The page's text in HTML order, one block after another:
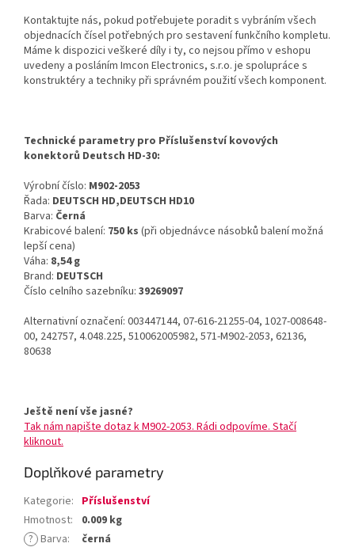
Kontaktujte nás, pokud potřebujete poradit s vybráním všech
objednacích čísel potřebných pro sestavení funkčního kompletu.
Máme k dispozici veškeré díly i ty, co nejsou přímo v eshopu
uvedeny a posláním Imcon Electronics, s.r.o. je spolupráce s
konstruktéry a techniky při správném použití všech komponent.
Technické parametry pro Příslušenství kovových
konektorů Deutsch HD-30:
Výrobní číslo: M902-2053
Řada: DEUTSCH HD,DEUTSCH HD10
Barva: Černá
Krabicové balení: 750 ks (při objednávce násobků balení možná
lepší cena)
Váha: 8,54 g
Brand: DEUTSCH
Číslo celního sazebníku: 39269097
Alternativní označení: 003447144, 07-616-21255-04, 1027-008648-
00, 242757, 4.048.225, 510062005982, 571-M902-2053, 62136,
80638
Ještě není vše jasné?
Tak nám napište dotaz k M902-2053. Rádi odpovíme. Stačí
kliknout.
Doplňkové parametry
Kategorie: Příslušenství
Hmotnost:
0.009 kg
? Barva: černá